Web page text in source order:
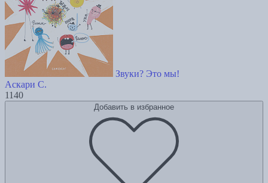
Звуки? Это мы!
Аскари С.
1140
Добавить в избранное